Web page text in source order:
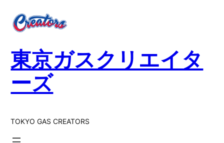
ス東京ガスクリエイタ
ーズ
TOKYO GAS CREATORS